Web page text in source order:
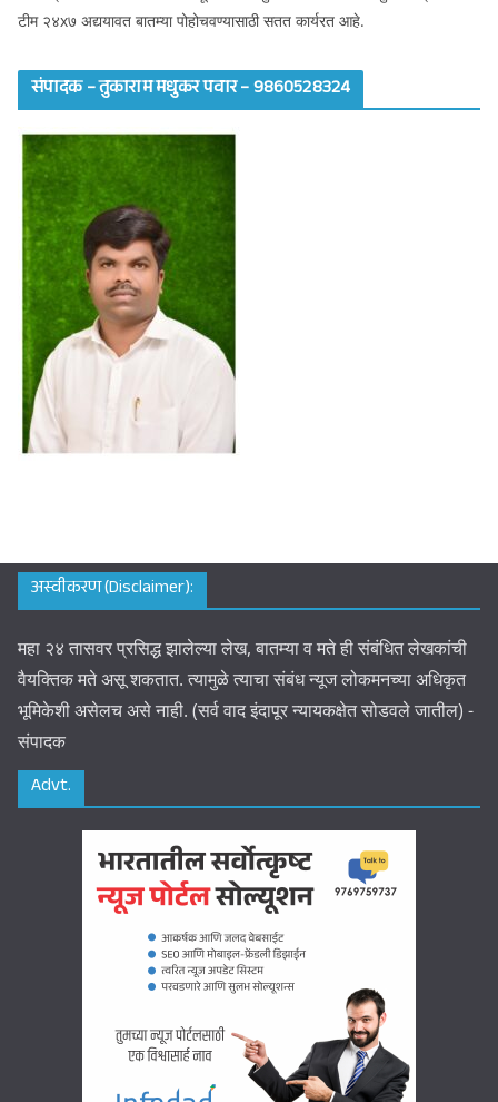
टीम २४x७ अद्ययावत बातम्या पोहोचवण्यासाठी सतत कार्यरत आहे.
संपादक – तुकाराम मधुकर पवार – 9860528324
अस्वीकरण (Disclaimer):
महा २४ तासवर प्रसिद्ध झालेल्या लेख, बातम्या व मते ही संबंधित लेखकांची
वैयक्तिक मते असू शकतात. त्यामुळे त्याचा संबंध न्यूज लोकमनच्या अधिकृत
भूमिकेशी असेलच असे नाही. (सर्व वाद इंदापूर न्यायकक्षेत सोडवले जातील) -
संपादक
Advt.